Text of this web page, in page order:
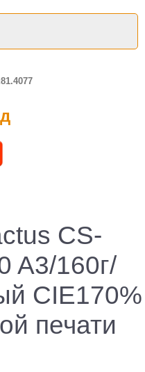
CS-
A3/160г/
CIE170%
печати